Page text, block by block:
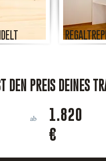
DEN PREIS DEINES
ab
1.820
€